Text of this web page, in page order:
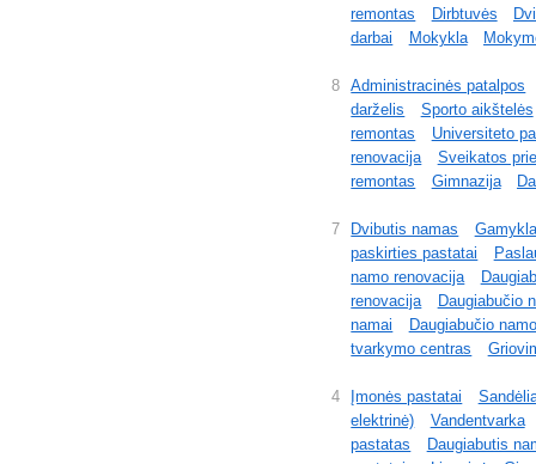
remontas
Dirbtuvės
darbai
Mokykla
8
Administracinės patalpos
darželis
Sporto aikštelės
remontas
Universiteto
renovacija
Sveikatos
remontas
Gimnazija
7 Dvibutis namas
Gamykla
paskirties pastatai
namo renovacija
renovacija
Daugiabučio
namai
Daugiabučio
tvarkymo centras
4 Įmonės pastatai
elektrinė)
Vandentvarka
pastatas
Daugiabutis